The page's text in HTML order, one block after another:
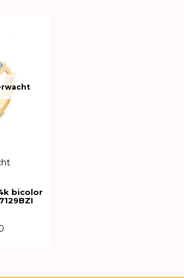
bicolor